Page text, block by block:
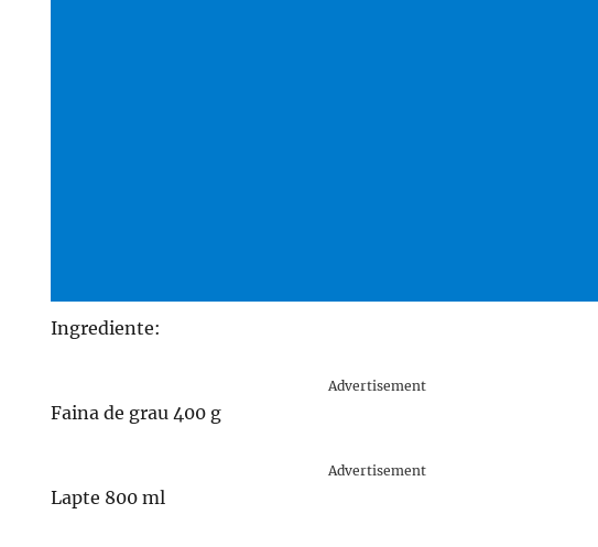
Ingrediente:
Advertisement
Faina de grau 400 g
Advertisement
Lapte 800 ml